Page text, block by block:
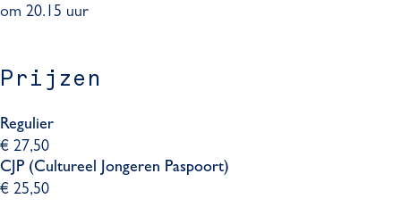
om 20.15 uur
Prijzen
Regulier
€ 27,50
CJP (Cultureel Jongeren Paspoort)
€ 25,50